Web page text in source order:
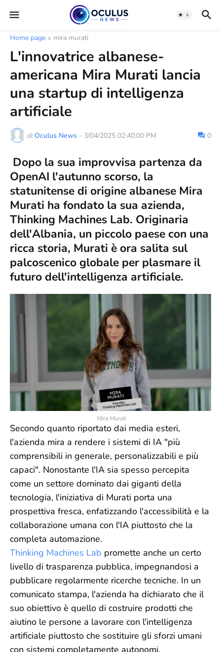
Home page mira murati
L'innovatrice albanese-
americana Mira Murati lancia
una startup di intelligenza
artificiale
di Oculus News - 3/04/2025 02:40:00 PM 0
Dopo la sua improvvisa partenza da
OpenAI l'autunno scorso, la
statunitense di origine albanese Mira
Murati ha fondato la sua azienda,
Thinking Machines Lab. Originaria
dell'Albania, un piccolo paese con una
ricca storia, Murati è ora salita sul
palcoscenico globale per plasmare il
futuro dell'intelligenza artificiale.
Mira Murati
Secondo quanto riportato dai media esteri,
l'azienda mira a rendere i sistemi di IA "più
comprensibili in generale, personalizzabili e più
capaci". Nonostante l'IA sia spesso percepita
come un settore dominato dai giganti della
tecnologia, l'iniziativa di Murati porta una
prospettiva fresca, enfatizzando l'accessibilità e la
collaborazione umana con l'IA piuttosto che la
completa automazione.
Thinking Machines Lab promette anche un certo
livello di trasparenza pubblica, impegnandosi a
pubblicare regolarmente ricerche tecniche. In un
comunicato stampa, l'azienda ha dichiarato che il
suo obiettivo è quello di costruire prodotti che
aiutino le persone a lavorare con l'intelligenza
artificiale piuttosto che sostituire gli sforzi umani
con sistemi completamente autonomi.